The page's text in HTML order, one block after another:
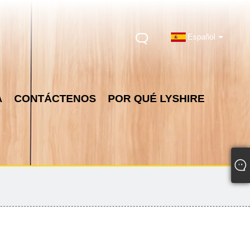
Español
CONTÁCTENOS POR QUÉ LYSHIRE